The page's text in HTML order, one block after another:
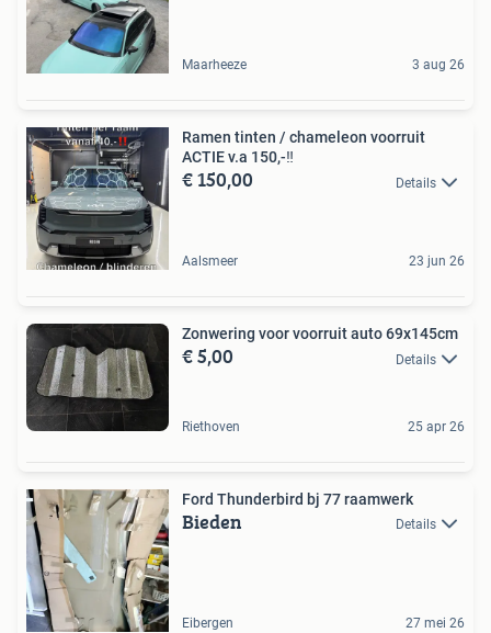
Maarheeze 3 aug 26
Ramen tinten / chameleon voorruit
ACTIE v.a 150,-‼️
€ 150,00 Details
Aalsmeer 23 jun 26
Zonwering voor voorruit auto 69x145cm
€ 5,00 Details
Riethoven 25 apr 26
Ford Thunderbird bj 77 raamwerk
Bieden Details
Eibergen 27 mei 26